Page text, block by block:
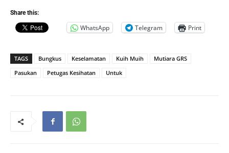
Share this:
WhatsApp Telegram Print
TAGS Bungkus Keselamatan Kuih Muih
Mutiara GRS
Pasukan
Petugas Kesihatan Untuk